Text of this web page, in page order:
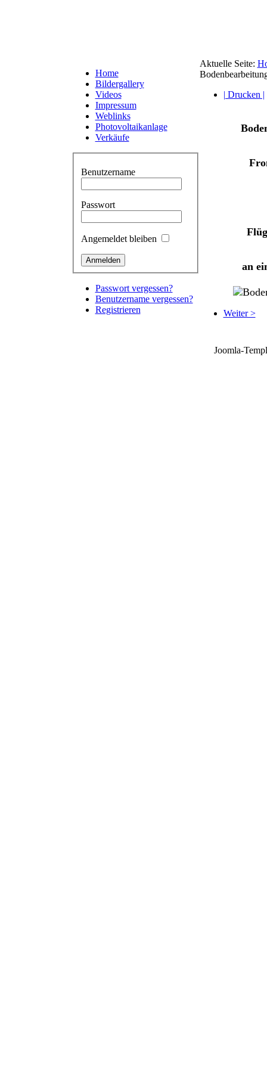
Home
Bildergallery
Videos
Impressum
Weblinks
Photovoltaikanlage
Verkäufe
Benutzername
Passwort
Angemeldet bleiben
Passwort vergessen?
Benutzername vergessen?
Registrieren
Aktuelle Seite:
| Drucken |
an
Weiter >
Joomla-